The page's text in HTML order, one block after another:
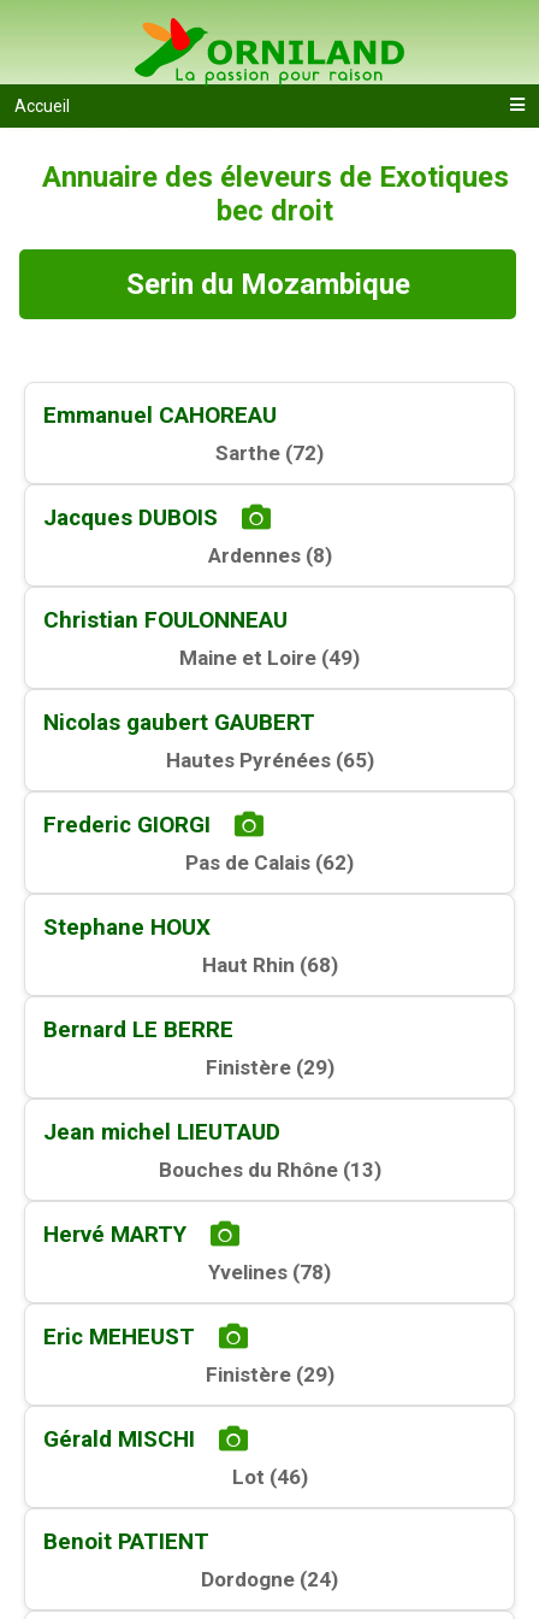
Accueil
Annuaire des éleveurs de Exotiques
bec droit
Serin du Mozambique
Emmanuel CAHOREAU
Sarthe (72)
Jacques DUBOIS
Ardennes (8)
Christian FOULONNEAU
Maine et Loire (49)
Nicolas gaubert GAUBERT
Hautes Pyrénées (65)
Frederic GIORGI
Pas de Calais (62)
Stephane HOUX
Haut Rhin (68)
Bernard LE BERRE
Finistère (29)
Jean michel LIEUTAUD
Bouches du Rhône (13)
Hervé MARTY
Yvelines (78)
Eric MEHEUST
Finistère (29)
Gérald MISCHI
Lot (46)
Benoit PATIENT
Dordogne (24)